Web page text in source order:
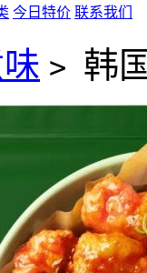
今日特价 联系我们
> 韩